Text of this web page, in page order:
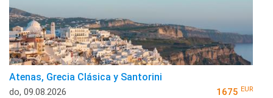
Atenas, Grecia Clásica y Santorini
do, 09.08.2026 1675 EUR